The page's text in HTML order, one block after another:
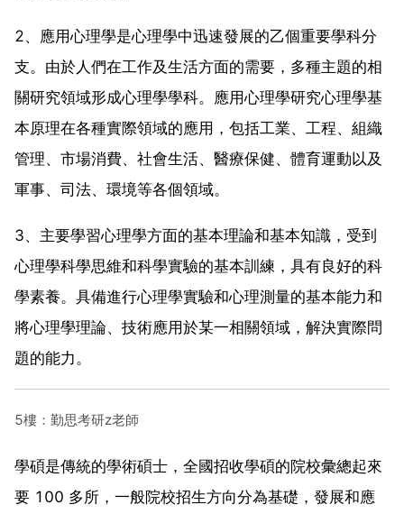
2、應用心理學是心理學中迅速發展的乙個重要學科分
支。由於人們在工作及生活方面的需要，多種主題的相
關研究領域形成心理學學科。應用心理學研究心理學基
本原理在各種實際領域的應用，包括工業、工程、組織
管理、市場消費、社會生活、醫療保健、體育運動以及
軍事、司法、環境等各個領域。
3、主要學習心理學方面的基本理論和基本知識，受到
心理學科學思維和科學實驗的基本訓練，具有良好的科
學素養。具備進行心理學實驗和心理測量的基本能力和
將心理學理論、技術應用於某一相關領域，解決實際問
題的能力。
5樓：勤思考研z老師
學碩是傳統的學術碩士，全國招收學碩的院校彙總起來
要 100 多所，一般院校招生方向分為基礎，發展和應